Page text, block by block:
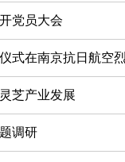
党员大会
式在南京抗日航空
芝产业发展
调研